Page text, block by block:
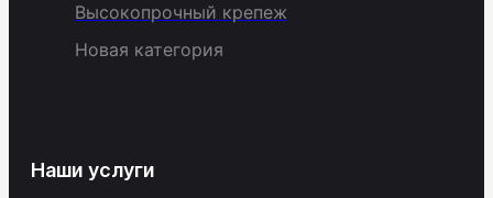
Высокопрочный крепеж
Новая категория
Наши услуги